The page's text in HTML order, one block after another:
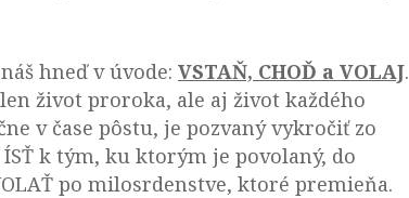
hneď v úvode: VSTAŇ, CHOĎ a VOLAJ.
život proroka, ale aj život každého
v čase pôstu, je pozvaný vykročiť zo
k tým, ku ktorým je povolaný, do
po milosrdenstve, ktoré premieňa.